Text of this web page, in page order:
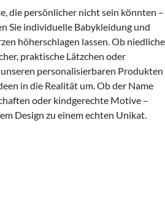
die persönlicher nicht sein könnten –
Sie individuelle Babykleidung und
höherschlagen lassen. Ob niedliche
praktische Lätzchen oder
personalisierbaren Produkten
in die Realität um. Ob der Name
oder kindgerechte Motive –
Design zu einem echten Unikat.